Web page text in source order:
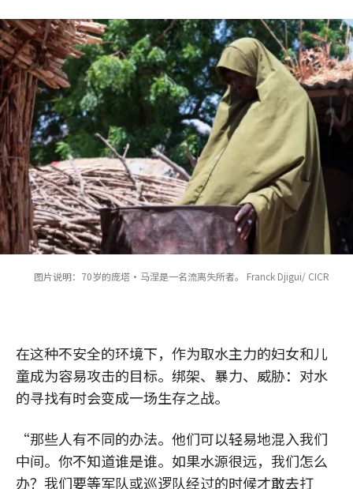
图片说明：70岁的庞塔·马涅是一名流离失所者。 Franck Djigui/ CICR
在这种不安全的环境下，作为取水主力的妇女和儿
童成为容易攻击的目标。绑架、暴力、威胁：对水
的寻找有时会变成一场生存之战。
“那些人有不同的办法。他们可以轻易地混入我们
中间。你不知道谁是谁。如果水源很远，我们怎么
办？我们要等军队或巡逻队经过的时候才敢去打